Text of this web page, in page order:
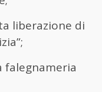
liberazione di
falegnameria